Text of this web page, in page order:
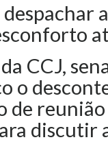
CCJ,
o
de
discutir